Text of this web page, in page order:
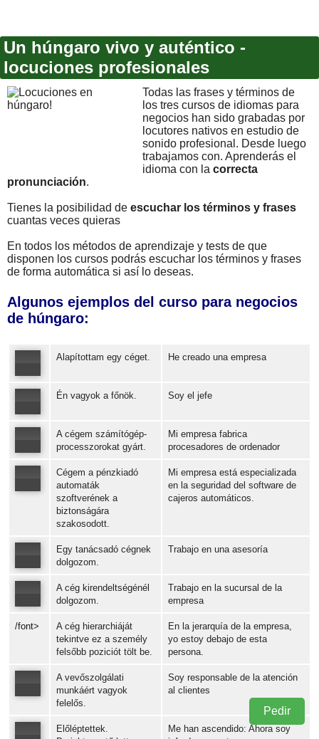
Pedir
Un húngaro vivo y auténtico -
locuciones profesionales
Todas las frases y términos de
los tres cursos de idiomas para
negocios han sido grabadas por
locutores nativos en estudio de
sonido profesional. Desde luego
trabajamos con. Aprenderás el
idioma con la correcta
pronunciación.
Tienes la posibilidad de escuchar los términos y frases
cuantas veces quieras
En todos los métodos de aprendizaje y tests de que
disponen los cursos podrás escuchar los términos y frases
de forma automática si así lo deseas.
Algunos ejemplos del curso para negocios
de húngaro:
Alapítottam egy céget. He creado una empresa
Én vagyok a főnök. Soy el jefe
A cégem számítógép-
processzorokat gyárt.
Mi empresa fabrica
procesadores de ordenador
Cégem a pénzkiadó
automaták
szoftverének a
biztonságára
szakosodott.
Mi empresa está especializada
en la seguridad del software de
cajeros automáticos.
Egy tanácsadó cégnek
dolgozom.
Trabajo en una asesoría
/00:02
A cég kirendeltségénél
dolgozom.
Trabajo en la sucursal de la
empresa
/font>
A cég hierarchiáját
tekintve ez a személy
felsőbb poziciót tölt be.
En la jerarquía de la empresa,
yo estoy debajo de esta
persona.
A vevőszolgálati
munkáért vagyok
felelős.
Soy responsable de la atención
al clientes
Előléptettek.
Me han ascendido: Ahora soy